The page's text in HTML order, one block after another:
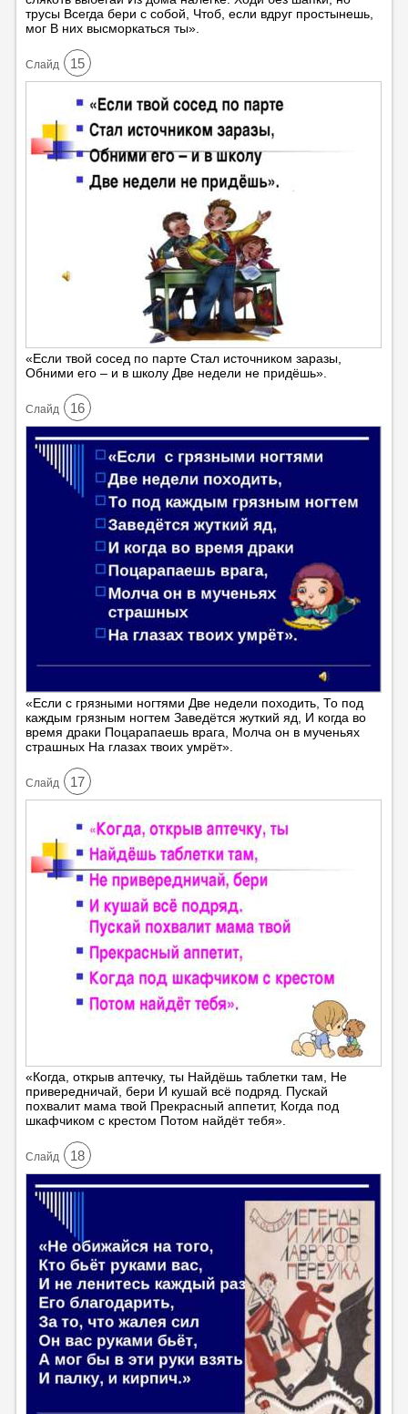
трусы Всегда бери с собой, Чтоб, если вдруг простынешь,
мог В них высморкаться ты».
Cлайд 15
«Если твой сосед по парте Стал источником заразы,
Обними его – и в школу Две недели не придёшь».
Cлайд 16
«Если с грязными ногтями Две недели походить, То под
каждым грязным ногтем Заведётся жуткий яд, И когда во
время драки Поцарапаешь врага, Молча он в мученьях
страшных На глазах твоих умрёт».
Cлайд 17
«Когда, открыв аптечку, ты Найдёшь таблетки там, Не
привередничай, бери И кушай всё подряд. Пускай
похвалит мама твой Прекрасный аппетит, Когда под
шкафчиком с крестом Потом найдёт тебя».
Cлайд 18